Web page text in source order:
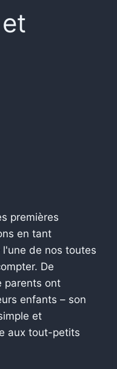
premières
en tant
de nos toutes
De
parents ont
enfants – son
et
aux tout-petits